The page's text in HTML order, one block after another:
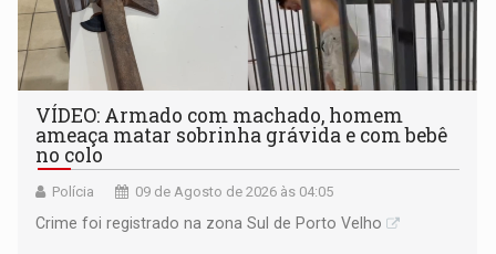
VÍDEO: Armado com machado, homem
ameaça matar sobrinha grávida e com bebê
no colo
Polícia 09 de Agosto de 2026 às 04:05
Crime foi registrado na zona Sul de Porto Velho